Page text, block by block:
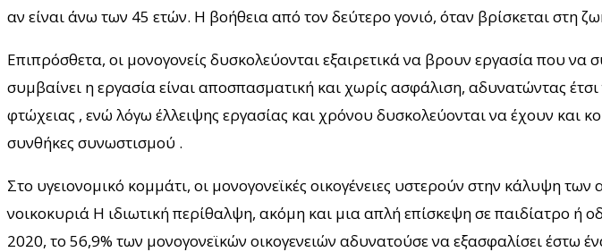
αν είναι άνω των 45 ετών. Η βοήθεια από τον δεύτερο γονιό, όταν βρίσκεται στη
Επιπρόσθετα, οι μονογονείς δυσκολεύονται εξαιρετικά να βρουν εργασία που
συμβαίνει η εργασία είναι αποσπασματική και χωρίς ασφάλιση, αδυνατώντας
φτώχειας , ενώ λόγω έλλειψης εργασίας και χρόνου δυσκολεύονται να έχουν και
συνθήκες συνωστισμού .
Στο υγειονομικό κομμάτι, οι μονογονεϊκές οικογένειες υστερούν στην κάλυψη
νοικοκυριά Η ιδιωτική περίθαλψη, ακόμη και μια απλή επίσκεψη σε παιδίατρο ή
2020, το 56,9% των μονογονεϊκών οικογενειών αδυνατούσε να εξασφαλίσει έστω